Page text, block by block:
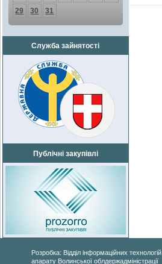
29
30 31
Служба зайнятості
Публічні закупівлі
Розробка: Відділ інформаційних технологій
апарату Волинської облдержадміністрації